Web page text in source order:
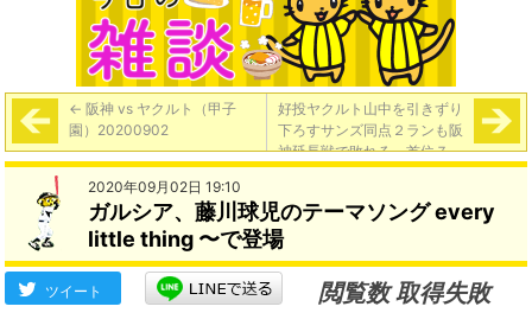
← 阪神 vs ヤクルト（甲子
園）20200902
好投ヤクルト山中を引きずり
下ろすサンズ同点２ランも阪
神延長戦で敗れる、首位７．
５差開き「神2-3ヤ」→
2020年09月02日 19:10
ガルシア、藤川球児のテーマソング every
little thing 〜で登場
ツイート
閲覧数 取得失敗